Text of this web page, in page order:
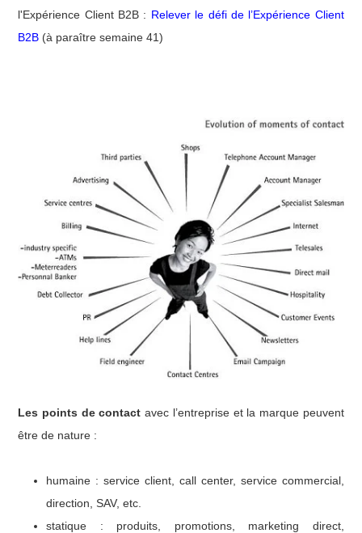
l'Expérience Client B2B : Relever le défi de l’Expérience Client
B2B (à paraître semaine 41)
Les points de contact avec l’entreprise et la marque peuvent
être de nature :
humaine : service client, call center, service commercial,
direction, SAV, etc.
statique : produits, promotions, marketing direct,